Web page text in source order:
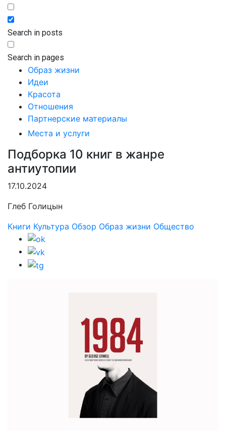
Search in posts
Search in pages
Образ жизни
Идеи
Красота
Отношения
Партнерские материалы
Места и услуги
Подборка 10 книг в жанре
антиутопии
17.10.2024
Глеб Голицын
Книги Культура Обзор Образ жизни Общество